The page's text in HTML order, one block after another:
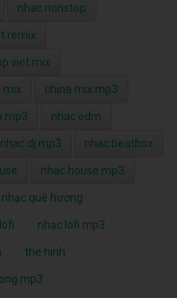
nhac nonstop
remix
viet mix
mix china mix mp3
mp3 nhac edm
nhac dj mp3 nhac beatbox
nhac house mp3
nhạc quê hương
nhạc lofi mp3
the hinh
mp3